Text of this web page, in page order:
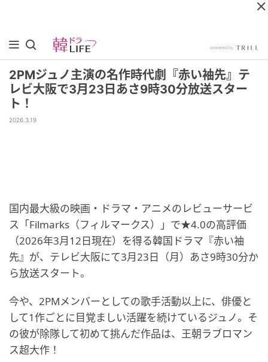
2PMジュノ主演の名作時代劇『赤い袖先』テ
レビ大阪で3月23日あさ9時30分放送スター
ト！
2026.3.19
国内最大級の映画・ドラマ・アニメのレビューサービ
ス「Filmarks（フィルマークス）」で★4.0の高評価
（2026年3月12日現在）を得る韓国ドラマ『赤い袖
先』が、テレビ大阪にて3月23日（月）あさ9時30分か
ら放送スタート。
今や、2PMメンバーとしての歌手活動以上に、俳優と
して1作ごとに目覚ましい活躍を続けているジュノ。そ
の彼が除隊して初めて挑んだ作品は、王朝ラブロマン
ス超大作！